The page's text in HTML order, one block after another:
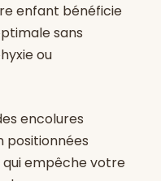
enfant bénéficie
sans
ou
encolures
positionnées
empêche votre